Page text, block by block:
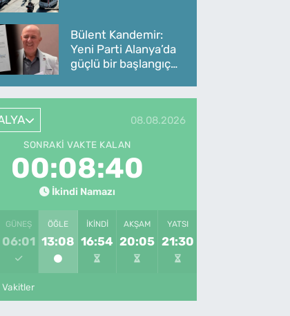
Bülent Kandemir:
Yeni Parti Alanya’da
güçlü bir başlangıç
08.08.2026
SONRAKI VAKTE KALAN
00:08:40
İkindi Namazı
GÜNEŞ
06:01
ÖĞLE
13:08
İKINDI
16:54
AKŞAM
20:05
YATSI
21:30
Vakitler